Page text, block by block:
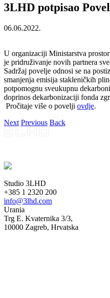
3LHD potpisao
06.06.2022.
U organizaciji Ministarstva
je pridruživanje novih partnera
Sadržaj povelje odnosi se na
smanjenja emisija stakleničkih
potpomognu sveukupnu
doprinos dekarbonizaciji fonda
Pročitaje više o povelji ovdje.
Next Previous Back
Studio 3LHD
+385 1 2320 200
info@3lhd.com
Urania
Trg E. Kvaternika 3/3,
10000 Zagreb, Hrvatska